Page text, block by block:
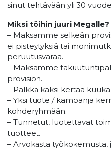
sinut tehtävään yli 30
Miksi töihin juuri Megalle?
– Maksamme selkeän
ei pisteytyksiä tai
peruutusvaraa.
– Maksamme
provision.
– Palkka kaksi kertaa
– Yksi tuote / kampanja
kohderyhmään.
– Tunnetut, luotettavat
tuotteet.
– Arvokasta työkokemusta,